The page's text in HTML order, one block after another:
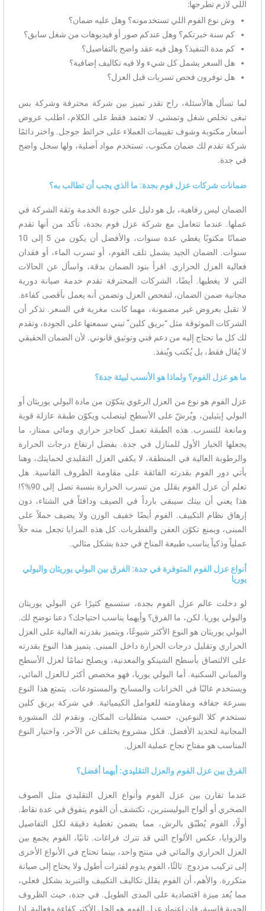
اللي لازم تطرحها:
وش نوع الفوم اللي تستخدمونه؟ وهل عليه ضمان؟
كم سنة خبرتكم؟ وهل عندكم صور أو فيديوهات من شغل سابق؟
كم مدة التنفيذ؟ وهل فيه عقد واضح بالتفاصيل؟
هل السعر يشمل كل شيء ولا فيه تكاليف إضافية؟
هل توفرون فحص تسربات قبل العزل؟
لما تسأل هالأسئلة، راح تقدر تميز بين شركة محترفة وشركة بس
تبغى تخلص شغل وتمشي. لا تعتمد فقط على الكلام، اطلب عروض
أسعار مكتوبة وشوف تقييمات العملاء على خرائط جوجل. واختر دائمًا
شركة تقدم لك ضمان مكتوب، تستخدم مواد أصلية، ولها سجل واضح
في جدة.
ضمانات شركات عزل فوم بجدة: ما الذي يجب أن تطالب به؟
الضمان ليس رفاهية، بل هو دليل على جودة الخدمة وثقة الشركة في
عملها. عندما تتعامل مع شركة عزل فوم بجدة، تأكد من أنها تقدم
ضمانًا مكتوبًا يغطي عدة سنوات، والأفضل أن يكون من 5 إلى 10
سنوات. الضمان الجيد يشمل تلف الفوم، أو تسرب الماء، أو فقدان
فعالية العزل الحراري. اقرأ بنود الضمان بدقة، واسأل عن الحالات
التي لا يغطيها. أيضًا، الشركات المحترفة تقدم خدمة صيانة دورية
مجانية ضمن الضمان، لتفحص العزل وتضمن أنه يعمل بأقصى كفاءة.
لا تقبل بعروض غير مضمونة، مهما كانت مغرية في السعر. تذكر أن
الشركات الموثوقة مثل “بريق كلين” تبني سمعتها على الجودة، وتقدم
لك كل ما تحتاج إليه من دعم فني وتوثيق قانوني. لأن الضمان الحقيقي
لا يُقال فقط، بل يُكتب ويُنفذ.
ما هو عزل الفوم؟ ولماذا هو الأنسب لبيئة جدة؟
عزل الفوم هو نوع من العزل الرغوي يتكوّن من مادة البولي يوريثان أو
البولي إيثيلين، ويُرشّ على الأسطح ليتصلب ويكوّن طبقة عازلة قوية
ومانعة للتسرب. هذه الطبقة تعمل كحاجز حراري ومائي ممتاز، ما
يجعلها الخيار الأول للمنازل في جدة. بفضل ارتفاع درجات الحرارة
والرطوبة العالية في المنطقة، لا يكفي العزل التقليدي لحمايتك، وهنا
يأتي دور الفوم بقدرته الفائقة على مقاومة الظروف القاسية. هل
تعلم أن عزل الفوم يقلل من تسرب الحرارة بنسبة تصل إلى 90%؟!
هذا يعني أن بيتك سيبقى بارداً في الصيف ودافئاً في الشتاء، دون
إرهاق نظام التكييف. الفوم أيضًا خفيف الوزن ولا يضيف حملاً على
المبنى، ويمنع تكوّن العفن والفطريات. كل هذه المزايا تجعل منه حلاً
عملياً وذكياً يناسب طبيعة المناخ في جدة بشكل مثالي.
أنواع عزل الفوم المتوفرة في جدة: الفرق بين البولي يوريثان والبولي
يوريا
لو دخلت عالم عزل الفوم بجدة، ستسمع كثيرًا عن البولي يوريثان
والبولي يوريا. لكن، ما الفرق؟ وأيهما يناسب احتياجك؟ دعنا نوضح لك.
البولي يوريثان هو النوع الأكثر شيوعًا، ويتميز بقدرته العالية على العزل
الحراري وتقليل درجات الحرارة داخل المبنى. يتميز هذا النوع بقدرته
على الالتصاق بأسطح الشينكو والمعدنية، ويصلح تمامًا لعزل الأسطح
والمباني السكنية. أما البولي يوريا، فهو مخصص أكثر لـالعزل المائي،
ويستخدم غالبًا في الخزانات والمسابح والمستودعات. يتمتع هذا النوع
بسرعة جفافه ومقاومته للعوامل الكيميائية. في شركة بريق كلين
نستخدم كلا النوعين، حسب متطلبات المكان، ونقدم لك المشورة
المجانية لتحديد الأفضل. فكل مشروع يختلف عن الآخر، واختيار النوع
المناسب هو مفتاح نجاح عملية العزل.
الفرق بين عزل الفوم والعزل التقليدي: أيهما أفضل؟
عندما تقارن بين عزل الفوم وأنواع العزل التقليدي مثل الصوف
الصخري أو ألواح البوليسترين، تكتشف أن الفوم يتفوق في عدة نقاط.
أولًا، الفوم يُطبّق بالرش، مما يضمن تغطية دقيقة لكل التفاصيل
والزوايا، عكس الألواح التي قد تترك فراغات. ثانيًا، الفوم يجمع بين
العزل الحراري والمائي في منتج واحد، بينما تحتاج في الأنواع الأخرى
إلى تركيب مزدوج. ثالثًا، الفوم يدوم لفترات أطول ولا يحتاج إلى صيانة
متكررة. والأهم، أن الفوم يقلل تكاليف التكييف والتبريد بشكل فعلي،
مما يُعد ميزة اقتصادية على المدى الطويل. في جدة، حيث الظروف
الجوية قاسية، فإن اعتماد عزل الفوم هو الحل الأكثر كفاءة وفعالية. إذا